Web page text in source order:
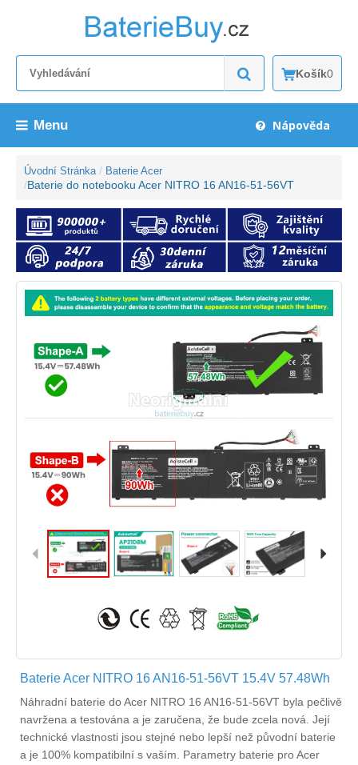
Košík0
Menu Nápověda
Úvodní Stránka Baterie Acer
Baterie do notebooku Acer NITRO 16 AN16-51-56VT
Baterie Acer NITRO 16 AN16-51-56VT 15.4V 57.48Wh
Náhradní baterie do Acer NITRO 16 AN16-51-56VT byla pečlivě
navržena a testována a je zaručena, že bude zcela nová. Její
technické vlastnosti jsou stejné nebo lepší než původní baterie
a je 100% kompatibilní s vaším. Parametry baterie pro Acer